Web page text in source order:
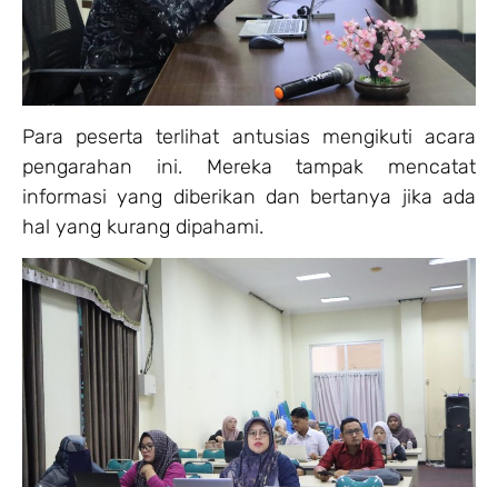
Para peserta terlihat antusias mengikuti acara
pengarahan ini. Mereka tampak mencatat
informasi yang diberikan dan bertanya jika ada
hal yang kurang dipahami.